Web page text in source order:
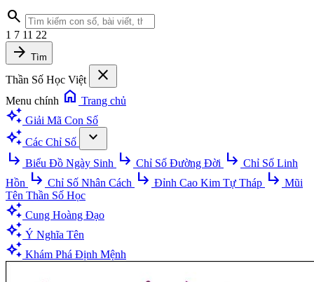
search
1 7 11 22
arrow_forward Tìm
Thần Số Học Việt close
Menu chính home Trang chủ
auto_awesome Giải Mã Con Số
auto_awesome Các Chỉ Số
expand_more
subdirectory_arrow_right Biểu Đồ Ngày Sinh subdirectory_arrow_right Chỉ Số Đường Đời subdirectory_arrow_right Chỉ Số Linh
Hồn subdirectory_arrow_right Chỉ Số Nhân Cách subdirectory_arrow_right Đỉnh Cao Kim Tự Tháp subdirectory_arrow_right Mũi
Tên Thần Số Học
auto_awesome Cung Hoàng Đạo
auto_awesome Ý Nghĩa Tên
auto_awesome Khám Phá Định Mệnh